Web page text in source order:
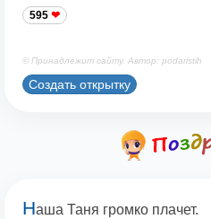
595
© Принадлежит сайту. Автор: podaristih
Создать открытку
Наша Таня громко плачет.